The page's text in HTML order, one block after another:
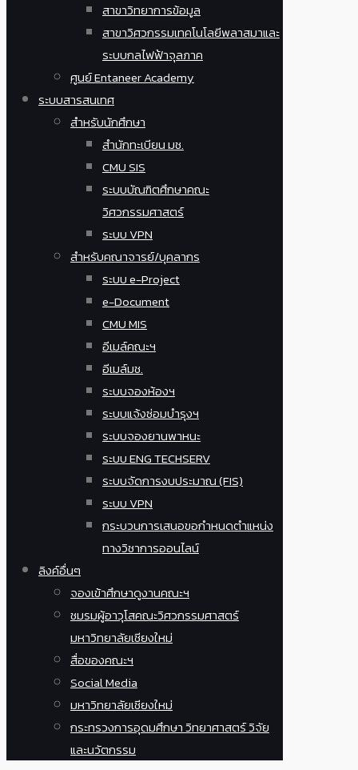
สาขาวิทยาการข้อมูล
สาขาวิศวกรรมเทคโนโลยีพลาสมาและ
ระบบกลไฟฟ้าจุลภาค
ศูนย์ Entaneer Academy
ระบบสารสนเทศ
สำหรับนักศึกษา
สำนักทะเบียน มช.
CMU SIS
ระบบบัณฑิตศึกษาคณะ
วิศวกรรมศาสตร์
ระบบ VPN
สำหรับคณาจารย์/บุคลากร
ระบบ e-Project
e-Document
CMU MIS
อีเมล์คณะฯ
อีเมล์มช.
ระบบจองห้องฯ
ระบบแจ้งซ่อมบำรุงฯ
ระบบจองยานพาหนะ
ระบบ ENG TECHSERV
ระบบจัดการงบประมาณ (FIS)
ระบบ VPN
กระบวนการเสนอขอกำหนดตำแหน่ง
ทางวิชาการออนไลน์
ลิงค์อื่นๆ
จองเข้าศึกษาดูงานคณะฯ
ชมรมผู้อาวุโสคณะวิศวกรรมศาสตร์
มหาวิทยาลัยเชียงใหม่
สื่อของคณะฯ
Social Media
มหาวิทยาลัยเชียงใหม่
กระทรวงการอุดมศึกษา วิทยาศาสตร์ วิจัย
และนวัตกรรม